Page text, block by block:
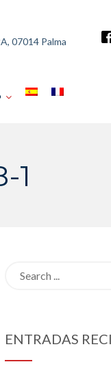
07014 Palma
1
ENTRADAS